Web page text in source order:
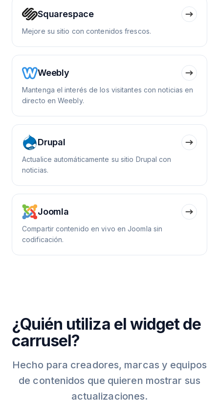
Squarespace
Mejore su sitio con contenidos frescos.
Weebly
Mantenga el interés de los visitantes con noticias en
directo en Weebly.
Drupal
Actualice automáticamente su sitio Drupal con
noticias.
Joomla
Compartir contenido en vivo en Joomla sin
codificación.
¿Quién utiliza el widget de
carrusel?
Hecho para creadores, marcas y equipos
de contenidos que quieren mostrar sus
actualizaciones.